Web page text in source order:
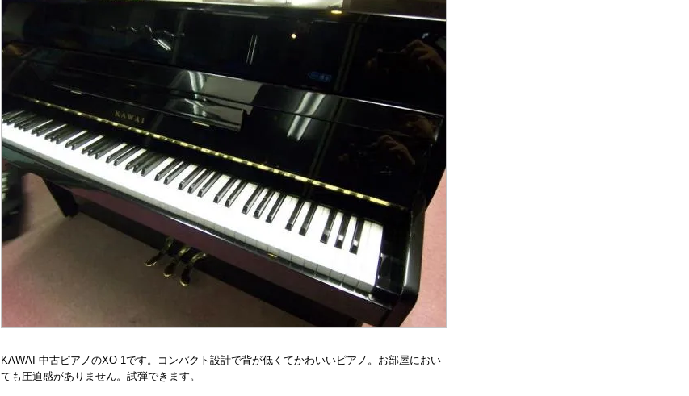
KAWAI 中古ピアノのXO-1です。コンパクト設計で背が低くてかわいいピアノ。お部屋におい
ても圧迫感がありません。試弾できます。